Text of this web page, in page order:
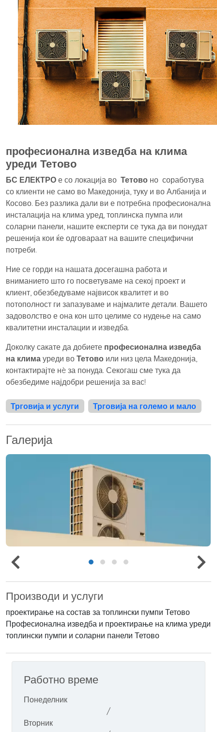
професионална изведба на клима
уреди Тетово
БС ЕЛЕКТРО е со локација во Тетово но соработува
со клиенти не само во Македонија, туку и во Албанија и
Косово. Без разлика дали ви е потребна професионална
инсталација на клима уред, топлинска пумпа или
соларни панели, нашите експерти се тука да ви понудат
решенија кои ќе одговараат на вашите специфични
потреби.
Ние се горди на нашата досегашна работа и
вниманието што го посветуваме на секој проект и
клиент, обезбедуваме највисок квалитет и во
потополност ги запазуваме и најмалите детали. Вашето
задоволство е она кон што целиме со нудење на само
квалитетни инсталации и изведба.
Доколку сакате да добиете професионална изведба
на клима уреди во Тетово или низ цела Македонија,
контактирајте нè за понуда. Секогаш сме тука да
обезбедиме најдобри решенија за вас!
Трговија и услуги Трговија на големо и мало
Галерија
Производи и услуги
проектирање на состав за топлински пумпи Тетово
Професионална изведба и проектирање на клима уреди
топлински пумпи и соларни панели Тетово
Работно време
Понеделник
/
Вторник